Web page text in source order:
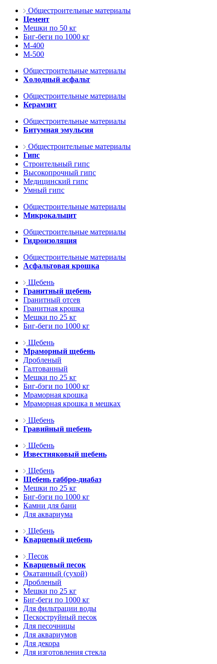
Общестроительные материалы
Цемент
Мешки по 50 кг
Биг-беги по 1000 кг
М-400
М-500
Общестроительные материалы
Холодный асфальт
Общестроительные материалы
Керамзит
Общестроительные материалы
Битумная эмульсия
Общестроительные материалы
Гипс
Строительный гипс
Высокопрочный гипс
Медицинский гипс
Умный гипс
Общестроительные материалы
Микрокальцит
Общестроительные материалы
Гидроизоляция
Общестроительные материалы
Асфальтовая крошка
Щебень
Гранитный щебень
Гранитный отсев
Гранитная крошка
Мешки по 25 кг
Биг-беги по 1000 кг
Щебень
Мраморный щебень
Дробленый
Галтованный
Мешки по 25 кг
Биг-бэги по 1000 кг
Мраморная крошка
Мраморная крошка в мешках
Щебень
Гравийный щебень
Щебень
Известняковый щебень
Щебень
Щебень габбро-диабаз
Мешки по 25 кг
Биг-бэги по 1000 кг
Камни для бани
Для аквариума
Щебень
Кварцевый щебень
Песок
Кварцевый песок
Окатанный (сухой)
Дробленый
Мешки по 25 кг
Биг-беги по 1000 кг
Для фильтрации воды
Пескоструйный песок
Для песочницы
Для аквариумов
Для декора
Для изготовления стекла